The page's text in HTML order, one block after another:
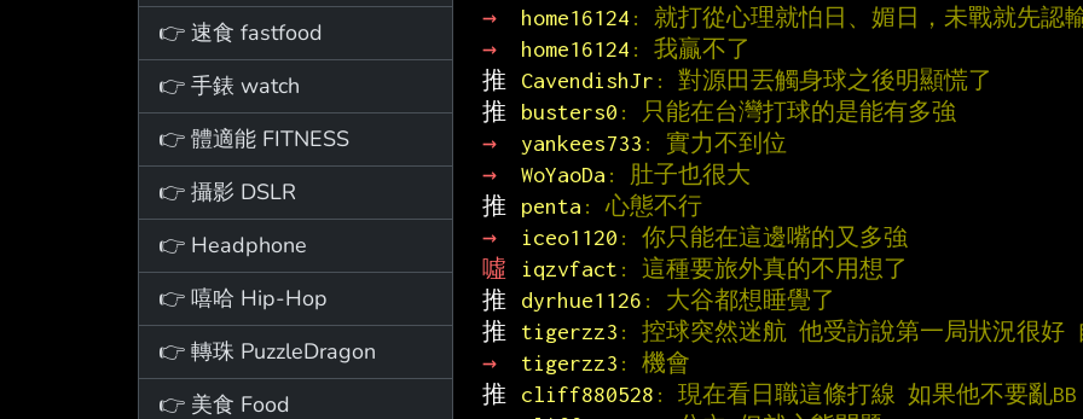
👉 速食 fastfood
👉 手錶 watch
👉 體適能 FITNESS
👉 攝影 DSLR
👉 Headphone
👉 嘻哈 Hip-Hop
👉 轉珠 PuzzleDragon
👉 美食 Food
→
home16124 : 就打從心理就怕日、媚日，未戰就先認
→
home16124 : 我贏不了
推
CavendishJr : 對源田丟觸身球之後明顯慌了
推
busters0 : 只能在台灣打球的是能有多強
→
yankees733 : 實力不到位
→
WoYaoDa : 肚子也很大
推
penta : 心態不行
→
iceo1120 : 你只能在這邊嘴的又多強
噓
iqzvfact : 這種要旅外真的不用想了
推
dyrhue1126 : 大谷都想睡覺了
推
tigerzz3 : 控球突然迷航 他受訪說第一局狀況很好
→
tigerzz3 : 機會
推
cliff880528 : 現在看日職這條打線 如果他不要亂